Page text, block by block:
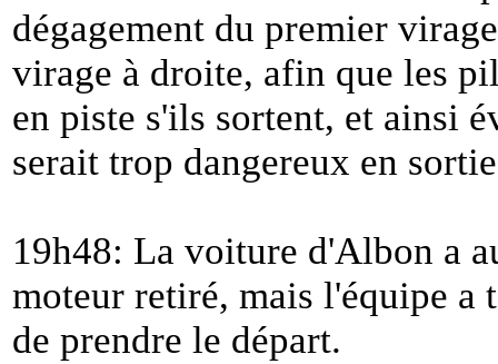
dégagement du premier
virage à droite, afin que les
en piste s'ils sortent, et ainsi
serait trop dangereux en
19h48: La voiture d'Albon a
moteur retiré, mais l'équipe a
de prendre le départ.